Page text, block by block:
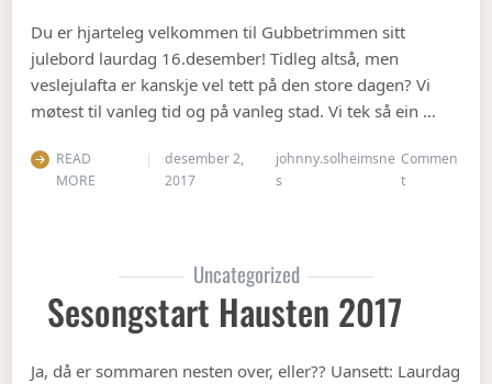
Du er hjarteleg velkommen til Gubbetrimmen sitt
julebord laurdag 16.desember! Tidleg altså, men
veslejulafta er kanskje vel tett på den store dagen? Vi
møtest til vanleg tid og på vanleg stad. Vi tek så ein …
READ
MORE
desember 2,
2017
johnny.solheimsne
s
Commen
ton Julebord
Uncategorized
Sesongstart Hausten 2017
Ja, då er sommaren nesten over, eller?? Uansett: Laurdag